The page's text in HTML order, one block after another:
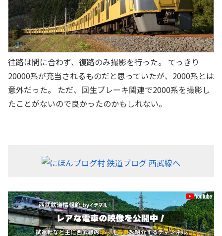
往路は間に合わず、復路のみ撮影を行った。 てっきり
20000系が充当されるものだと思っていたが、2000系とは
意外だった。 ただ、回生ブレーキ関連で2000系を撮影し
たことがないので良かったのかもしれない。